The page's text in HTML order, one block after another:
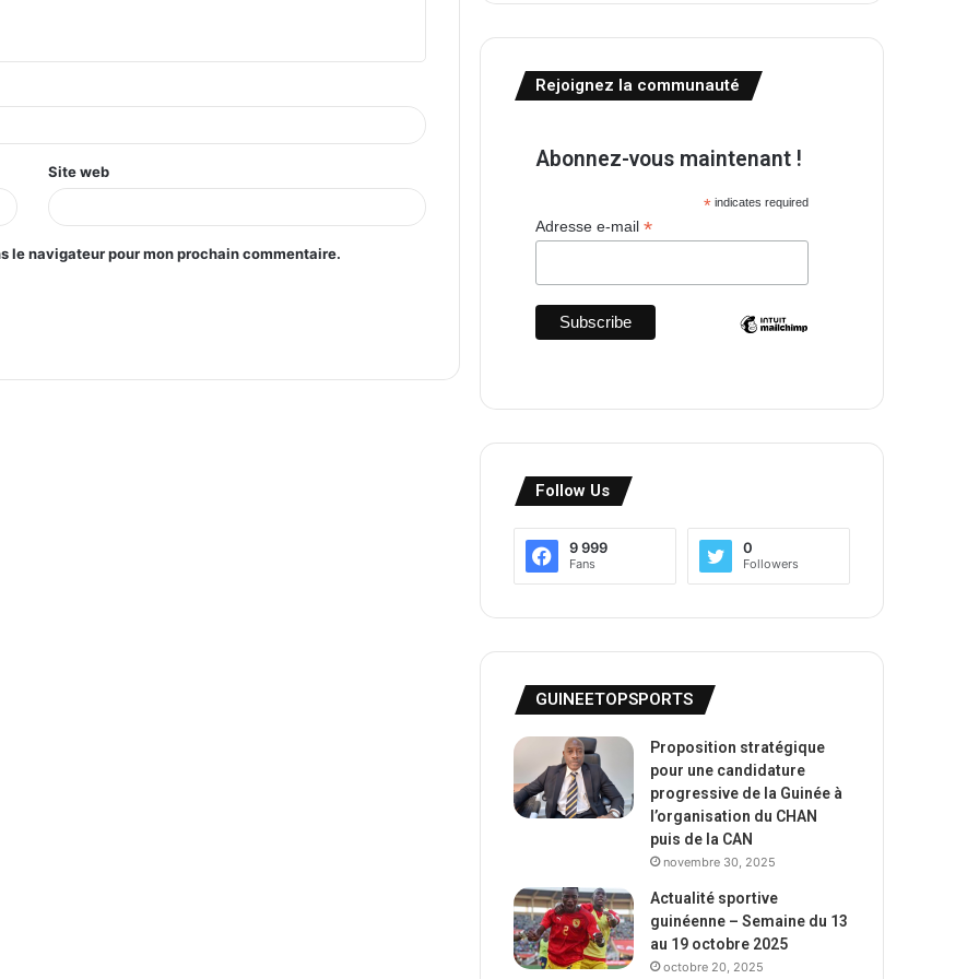
Site web
le navigateur pour mon prochain commentaire.
Rejoignez la communauté
Abonnez-vous maintenant !
*indicates required
Adresse e-mail*
Follow Us
9 999
Fans
0
Followers
GUINEETOPSPORTS
Proposition stratégique
pour une candidature
progressive de la Guinée à
l’organisation du CHAN
puis de la CAN
novembre 30, 2025
Actualité sportive
guinéenne – Semaine du 13
au 19 octobre 2025
octobre 20, 2025